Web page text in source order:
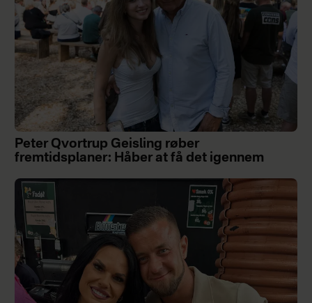
Peter Qvortrup Geisling røber
fremtidsplaner: Håber at få det igennem